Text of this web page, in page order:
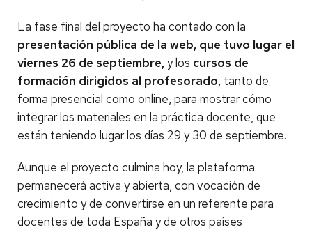
La fase final del proyecto ha contado con la
presentación pública de la web, que tuvo lugar el
viernes 26 de septiembre,y los cursos de
formación dirigidos al profesorado, tanto de
forma presencial como online, para mostrar cómo
integrar los materiales en la práctica docente, que
están teniendo lugar los días 29 y 30 de septiembre.
Aunque el proyecto culmina hoy, la plataforma
permanecerá activa y abierta, con vocación de
crecimiento y de convertirse en un referente para
docentes de toda España y de otros países